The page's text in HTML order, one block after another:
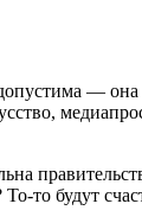
— она
то будут